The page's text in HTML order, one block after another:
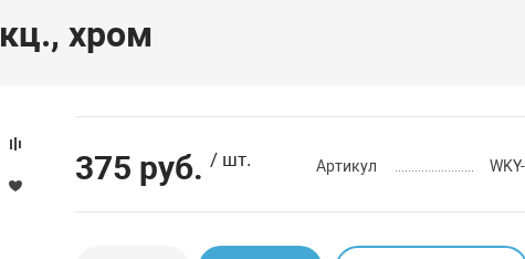
хром
375 руб. / шт. Артикул